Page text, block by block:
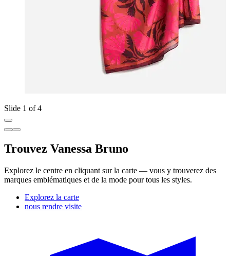
Slide 1 of 4
Trouvez Vanessa Bruno
Explorez le centre en cliquant sur la carte — vous y trouverez des
marques emblématiques et de la mode pour tous les styles.
Explorez la carte
nous rendre visite